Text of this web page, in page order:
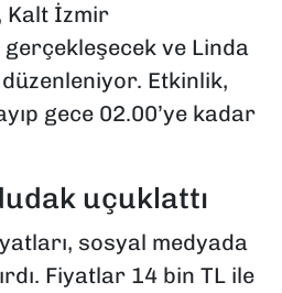
Kalt İzmir
ve Linda
Etkinlik,
gece 02.00’ye kadar
uçuklattı
sosyal medyada
Fiyatlar 14 bin TL ile